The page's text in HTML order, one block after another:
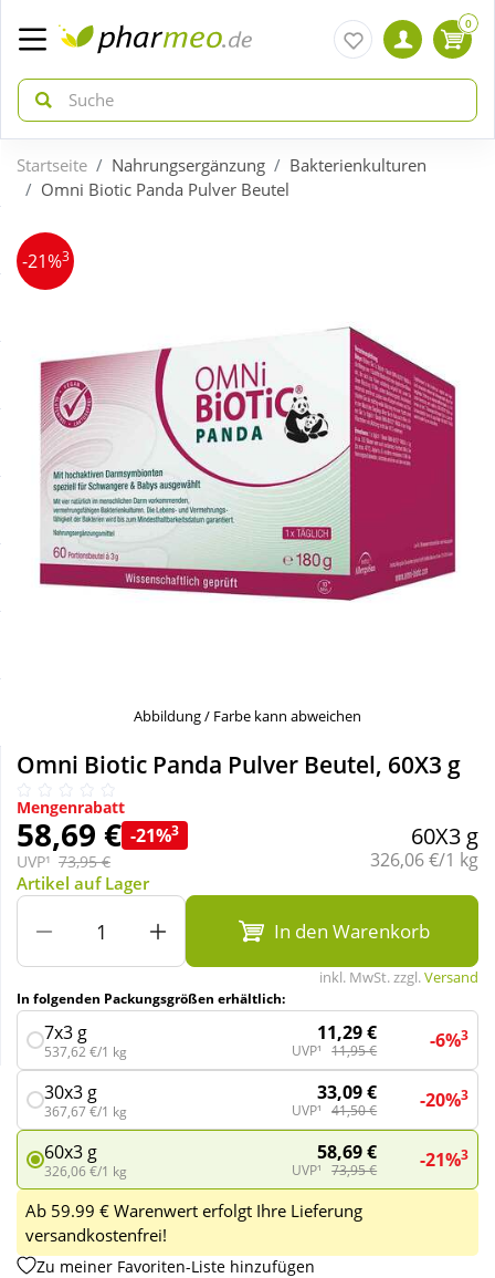
zurück
ÜBERSICHT AKTIONEN
Gratis dazu
Neuheiten
Sale
Schnäppchen
Täglich gut versorgt
zurück
ÜBERSICHT KATEGORIEN
Bio & Genuss
Diabetes
Körperpflege & Kosmetik
Liebe & Erotik
Nahrungsergänzung
Natur & Homöopathie
Sanitätshaus
Wellness
0
Startseite Nahrungsergänzung
Bakterienkulturen
Omni Biotic Panda Pulver Beutel
-21%3
Abbildung / Farbe kann abweichen
Omni Biotic Panda Pulver Beutel, 60X3 g
Mengenrabatt
58,69 € -21%3
UVP¹ 73,95 €
60X3 g
Grundpreis:
326,06 €/1 kg
Artikel auf Lager
In den Warenkorb
inkl. MwSt. zzgl.Versand
In folgenden Packungsgrößen erhältlich:
7x3 g
537,62 €/1 kg
11,29 €
UVP¹ 11,95 € -6%3
30x3 g
367,67 €/1 kg
33,09 €
UVP¹ 41,50 € -20%3
60x3 g
326,06 €/1 kg
58,69 €
UVP¹ 73,95 € -21%3
Ab 59.99 € Warenwert erfolgt Ihre Lieferung
versandkostenfrei!
Zu meiner Favoriten-Liste hinzufügen